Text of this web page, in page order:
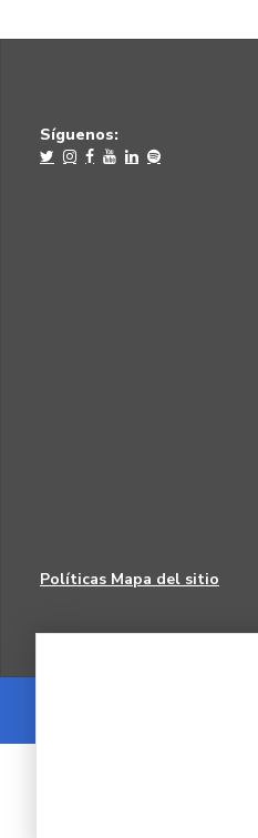
Síguenos:
Políticas Mapa del sitio